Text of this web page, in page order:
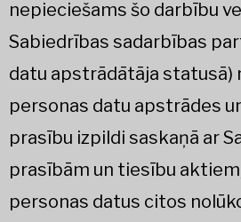
nepieciešams šo darbību
Sabiedrības sadarbības
datu apstrādātāja statusā)
personas datu apstrādes
prasību izpildi saskaņā ar
prasībām un tiesību
personas datus citos